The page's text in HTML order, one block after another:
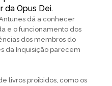
da Opus Dei.
dá a conhecer
e o funcionamento dos
dos membros do
da Inquisição parecem
livros proibidos, como os